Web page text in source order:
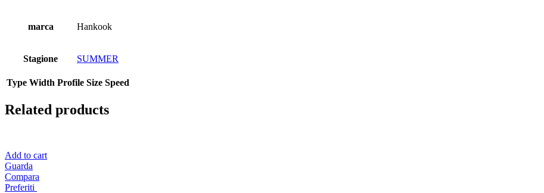
marca Hankook
Stagione SUMMER
Type Width Profile Size Speed
Related products
Add to cart
Guarda
Compara
Preferiti